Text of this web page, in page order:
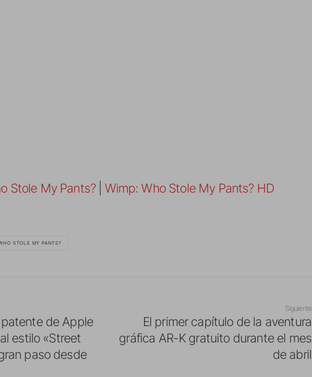
Stole My Pants?| Wimp: Who Stole My Pants? HD
STOLE MY PANTS?
de Apple
estilo «Street
paso desde
Siguiente
El primer capítulo de la aventura
gráfica AR-K gratuito durante el mes
de abril